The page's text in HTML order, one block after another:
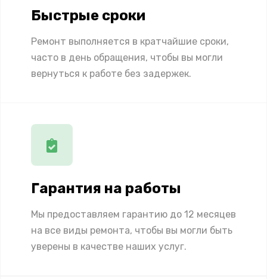
Быстрые сроки
Ремонт выполняется в кратчайшие сроки,
часто в день обращения, чтобы вы могли
вернуться к работе без задержек.
Гарантия на работы
Мы предоставляем гарантию до 12 месяцев
на все виды ремонта, чтобы вы могли быть
уверены в качестве наших услуг.